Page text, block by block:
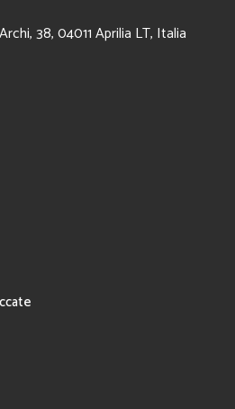
38, 04011 Aprilia LT, Italia